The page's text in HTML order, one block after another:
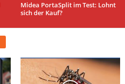
Midea PortaSplit im Test: Lohnt
sich der Kauf?